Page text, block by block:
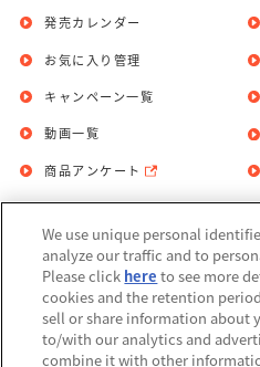
発売カレンダー
お気に入り管理
キャンペーン一覧
動画一覧
商品アンケート
お問い合わせ
利用規約
Do Not Sell or
We use unique personal
analyze our traffic and to
Please click here to see more
cookies and the retention
sell or share information about
to/with our analytics and
combine it with other